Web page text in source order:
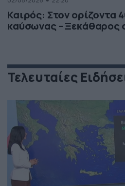
Καιρός: Στον ορίζοντα
καύσωνας – Ξεκάθαρος
Τελευταίες